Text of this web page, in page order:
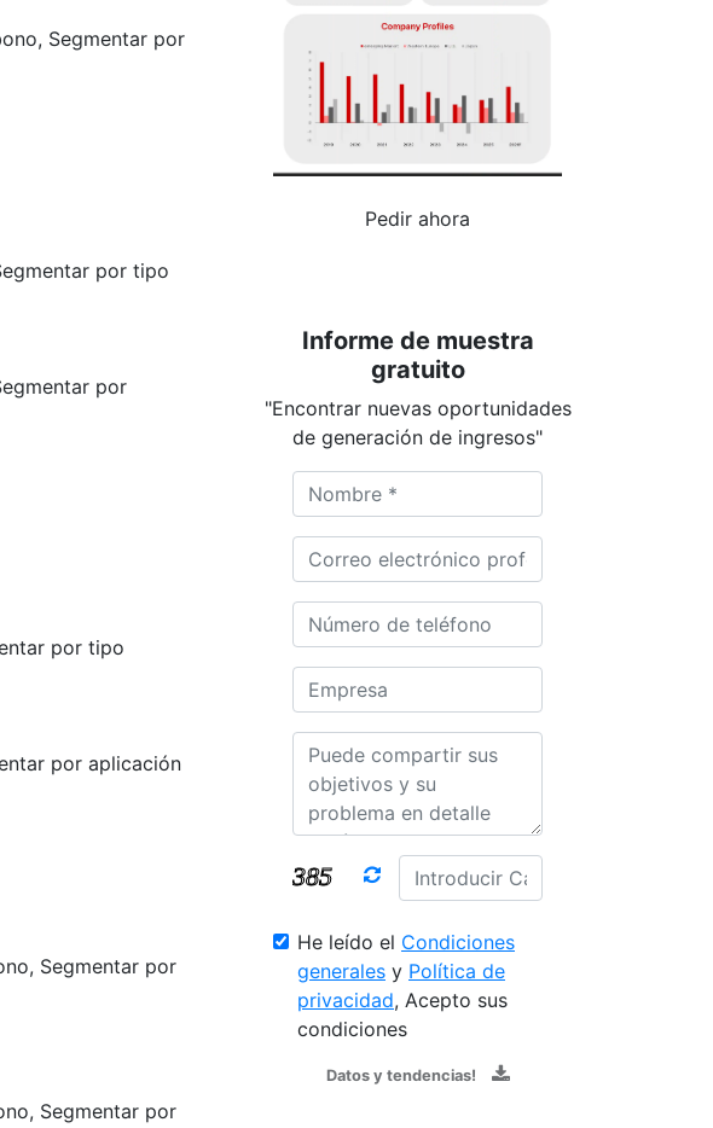
Segmentar por
por tipo
por
por tipo
por aplicación
Segmentar por
Segmentar por
Pedir ahora
Informe de muestra
gratuito
"Encontrar nuevas oportunidades
de generación de ingresos"
He leído el Condiciones
generales y Política de
privacidad, Acepto sus
condiciones
Datos y tendencias!